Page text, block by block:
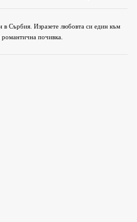
в Сърбия. Изразете любовта си един към
почивка.